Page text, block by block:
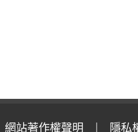
網站著作權聲明 隱私